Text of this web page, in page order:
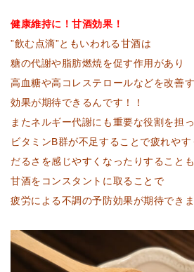
健康維持に！甘酒効果！
”飲む点滴”ともいわれる甘酒は
糖の代謝や脂肪燃焼を促す作用があり
高血糖や高コレステロールなどを改善
効果が期待できるんです！！
またネルギー代謝にも重要な役割を担
ビタミンB群が不足することで疲れやす
だるさを感じやすくなったりすることも
甘酒をコンスタントに取ることで
疲労による不調の予防効果が期待でき